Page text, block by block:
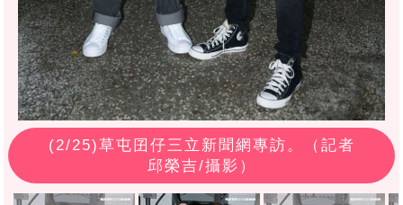
(2/25)草屯囝仔三立新聞網專訪。（記者
邱榮吉/攝影）